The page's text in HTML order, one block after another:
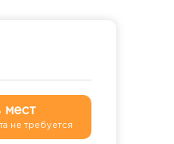
мест
не требуется